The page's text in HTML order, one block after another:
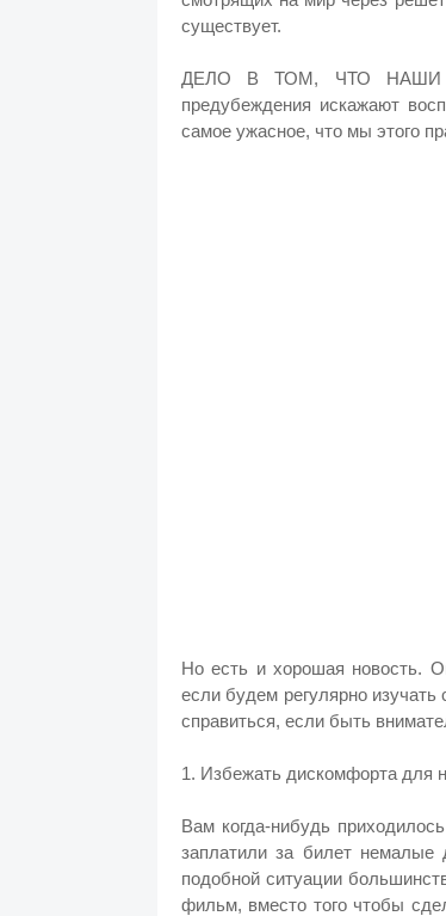
существует.
ДЕЛО В ТОМ, ЧТО НАШИ
предубеждения искажают
самое ужасное, что мы этого
Но есть и хорошая новость.
если будем регулярно
справиться, если быть
1. Избежать дискомфорта для
Вам когда-нибудь
заплатили за билет
подобной ситуации
фильм, вместо того чтобы